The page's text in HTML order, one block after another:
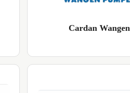
Cardan Wangen